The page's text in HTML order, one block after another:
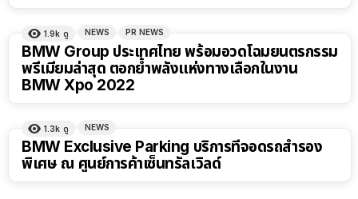
1.9k ดู NEWS PR NEWS
BMW Group ประเทศไทย พร้อมอวดโฉมยนตรกรรม
พรีเมียมล่าสุด ตอกย้ำพลังแห่งทางเลือกในงาน
BMW Xpo 2022
1.3k ดู NEWS
BMW Exclusive Parking บริการที่จอดรถสำรอง
พิเศษ ณ ศูนย์การค้าเซ็นทรัลเวิลด์